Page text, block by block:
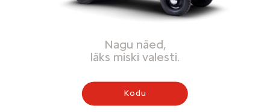
Nagu näed,
läks miski valesti.
Kodu